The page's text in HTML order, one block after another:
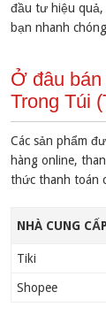
đầu tư hiệu
bạn nhanh
Ở đâu
Trong Túi
Các sản phẩm
hàng online,
thức thanh toán
NHÀ CUNG CẤP
Tiki
Shopee